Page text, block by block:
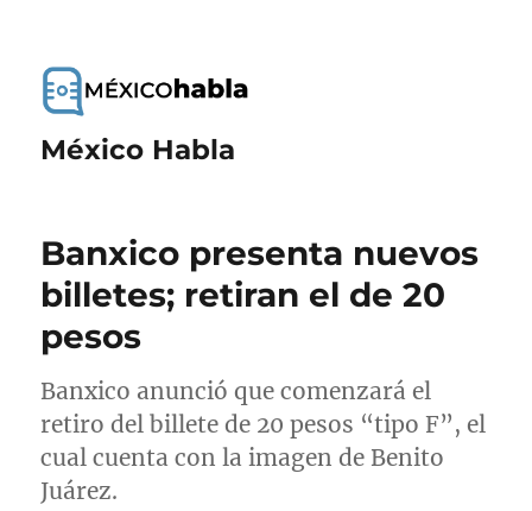
México Habla
Banxico presenta nuevos
billetes; retiran el de 20
pesos
Banxico anunció que comenzará el
retiro del billete de 20 pesos “tipo F”, el
cual cuenta con la imagen de Benito
Juárez.